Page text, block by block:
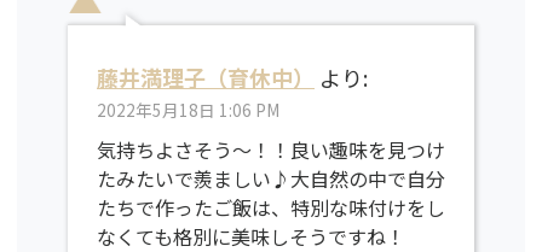
藤井満理子（育休中） より:
2022年5月18日 1:06 PM
気持ちよさそう〜！！良い趣味を見つけ
たみたいで羨ましい♪大自然の中で自分
たちで作ったご飯は、特別な味付けをし
なくても格別に美味しそうですね！